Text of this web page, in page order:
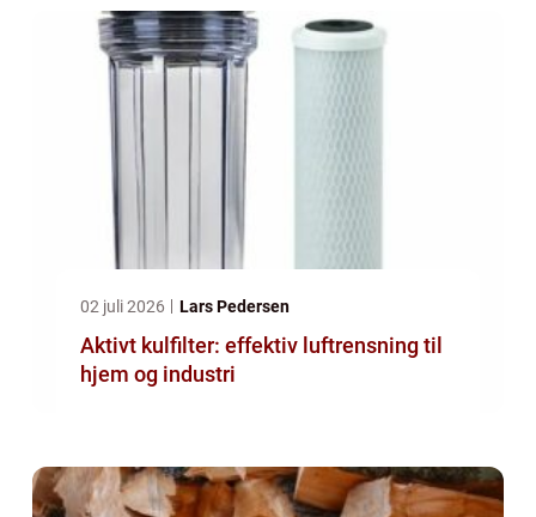
02 juli 2026 Lars Pedersen
Aktivt kulfilter: effektiv luftrensning til
hjem og industri